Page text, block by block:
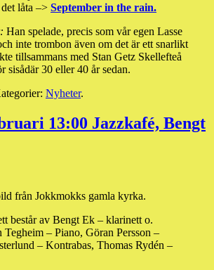
låta –> September in the rain.
Han spelade, precis som vår egen Lasse
inte trombon även om det är ett snarlikt
tillsammans med Stan Getz Skellefteå
sisådär 30 eller 40 år sedan.
Nyheter.
13:00 Jazzkafé, Bengt
från Jokkmokks gamla kyrka.
består av Bengt Ek – klarinett o.
Tegheim – Piano, Göran Persson –
– Kontrabas, Thomas Rydén –